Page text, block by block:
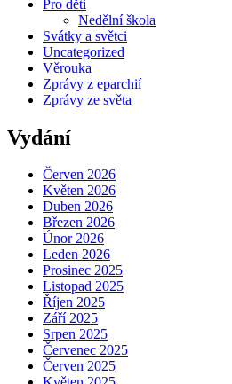
Pro děti
Nedělní škola
Svátky a světci
Uncategorized
Věrouka
Zprávy z eparchií
Zprávy ze světa
Vydání
Červen 2026
Květen 2026
Duben 2026
Březen 2026
Únor 2026
Leden 2026
Prosinec 2025
Listopad 2025
Říjen 2025
Září 2025
Srpen 2025
Červenec 2025
Červen 2025